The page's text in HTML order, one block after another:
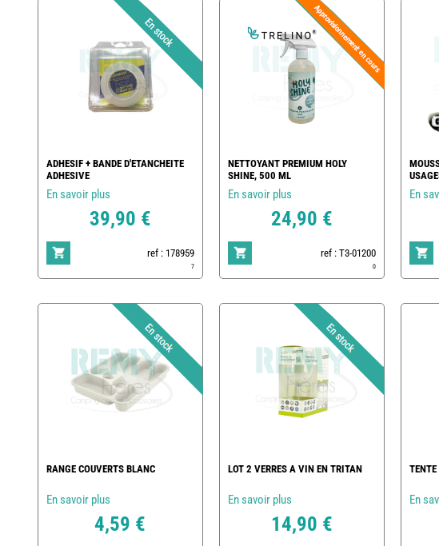
ADHESIF + BANDE D'ETANCHEITE
ADHESIVE
En savoir plus
39,90 €
ref : 178959
7
NETTOYANT PREMIUM HOLY
SHINE, 500 ML
En savoir plus
24,90 €
ref : T3-01200
0
En
RANGE COUVERTS BLANC
En savoir plus
4,59 €
LOT 2 VERRES A VIN EN TRITAN
En savoir plus
14,90 €
En